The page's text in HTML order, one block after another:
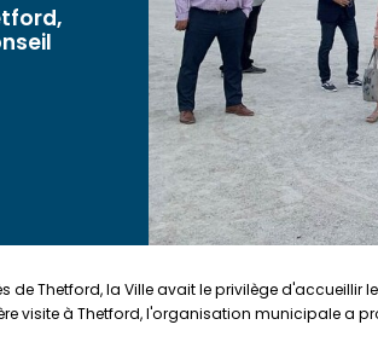
de Thetford, la Ville avait le privilège
visite à Thetford, l'organisation municipale a